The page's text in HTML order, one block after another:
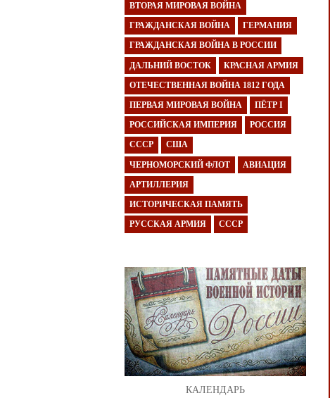
ВТОРАЯ МИРОВАЯ ВОЙНА
ГРАЖДАНСКАЯ ВОЙНА ГЕРМАНИЯ
ГРАЖДАНСКАЯ ВОЙНА В РОССИИ
ДАЛЬНИЙ ВОСТОК КРАСНАЯ АРМИЯ
ОТЕЧЕСТВЕННАЯ ВОЙНА 1812 ГОДА
ПЕРВАЯ МИРОВАЯ ВОЙНА ПЁТР I
РОССИЙСКАЯ ИМПЕРИЯ РОССИЯ
СССР США
ЧЕРНОМОРСКИЙ ФЛОТ АВИАЦИЯ
АРТИЛЛЕРИЯ
ИСТОРИЧЕСКАЯ ПАМЯТЬ
РУССКАЯ АРМИЯ СССР
КАЛЕНДАРЬ